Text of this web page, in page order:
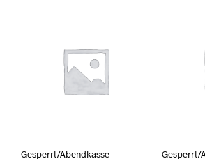
Gesperrt/Abendkasse Gesperrt/